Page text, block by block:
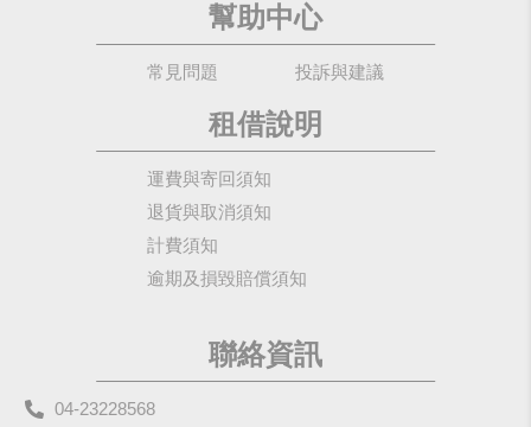
幫助中心
常見問題 投訴與建議
租借說明
運費與寄回須知
退貨與取消須知
計費須知
逾期及損毀賠償須知
聯絡資訊
04-23228568